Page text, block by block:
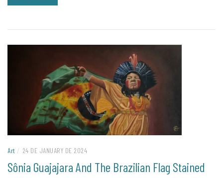
Art / 24 DE JANUARY DE 2024
Sônia Guajajara And The Brazilian Flag Stained